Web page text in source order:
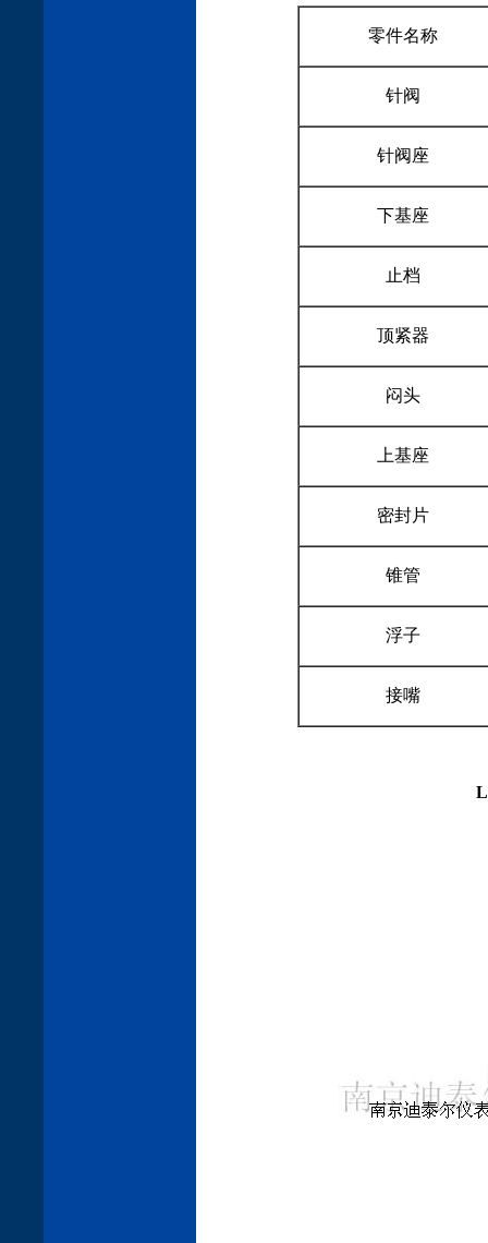
零件名称
针阀
针阀座
下基座
止档
顶紧器
闷头
上基座
密封片
锥管
浮子
接嘴